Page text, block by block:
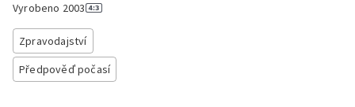
Vyrobeno 2003
Zpravodajství
Předpověď počasí